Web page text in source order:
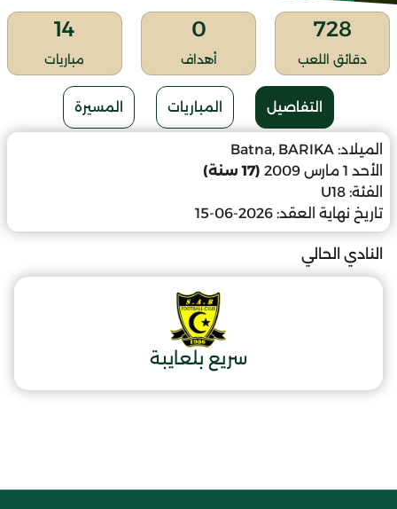
728
دقائق اللعب
0
أهداف
14
مباريات
التفاصيل المباريات المسيرة
الميلاد: Batna, BARIKA
الأحد 1 مارس 2009
(17 سنة)
الفئة: U18
تاريخ نهاية العقد: 2026-06-15
النادي الحالي
سريع بلعايبة